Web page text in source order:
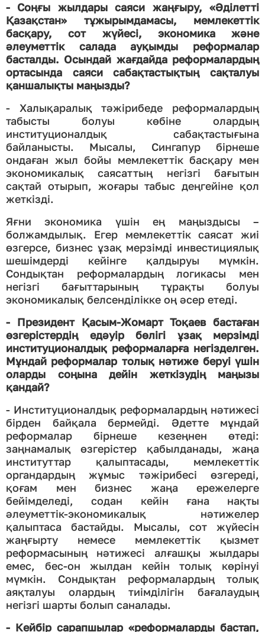
- Соңғы жылдары саяси жаңғыру, «Әділетті
Қазақстан» тұжырымдамасы, мемлекеттік
басқару, сот жүйесі, экономика және
әлеуметтік салада ауқымды реформалар
басталды. Осындай жағдайда реформалардың
ортасында саяси сабақтастықтың сақталуы
қаншалықты маңызды?
- Халықаралық тәжірибеде реформалардың
табысты болуы көбіне олардың
институционалдық сабақтастығына
байланысты. Мысалы, Сингапур бірнеше
ондаған жыл бойы мемлекеттік басқару мен
экономикалық саясаттың негізгі бағытын
сақтай отырып, жоғары табыс деңгейіне қол
жеткізді.
Яғни экономика үшін ең маңыздысы –
болжамдылық. Егер мемлекеттік саясат жиі
өзгерсе, бизнес ұзақ мерзімді инвестициялық
шешімдерді кейінге қалдыруы мүмкін.
Сондықтан реформалардың логикасы мен
негізгі бағыттарының тұрақты болуы
экономикалық белсенділікке оң әсер етеді.
- Президент Қасым-Жомарт Тоқаев бастаған
өзгерістердің едәуір бөлігі ұзақ мерзімді
институционалдық реформаларға негізделген.
Мұндай реформалар толық нәтиже беруі үшін
оларды соңына дейін жеткізудің маңызы
қандай?
- Институционалдық реформалардың нәтижесі
бірден байқала бермейді. Әдетте мұндай
реформалар бірнеше кезеңнен өтеді:
заңнамалық өзгерістер қабылданады, жаңа
институттар қалыптасады, мемлекеттік
органдардың жұмыс тәжірибесі өзгереді,
қоғам мен бизнес жаңа ережелерге
бейімделеді, содан кейін ғана нақты
әлеуметтік-экономикалық нәтижелер
қалыптаса бастайды. Мысалы, сот жүйесін
жаңғырту немесе мемлекеттік қызмет
реформасының нәтижесі алғашқы жылдары
емес, бес-он жылдан кейін толық көрінуі
мүмкін. Сондықтан реформалардың толық
аяқталуы олардың тиімділігін бағалаудың
негізгі шарты болып саналады.
- Кейбір сарапшылар «реформаларды бастап,